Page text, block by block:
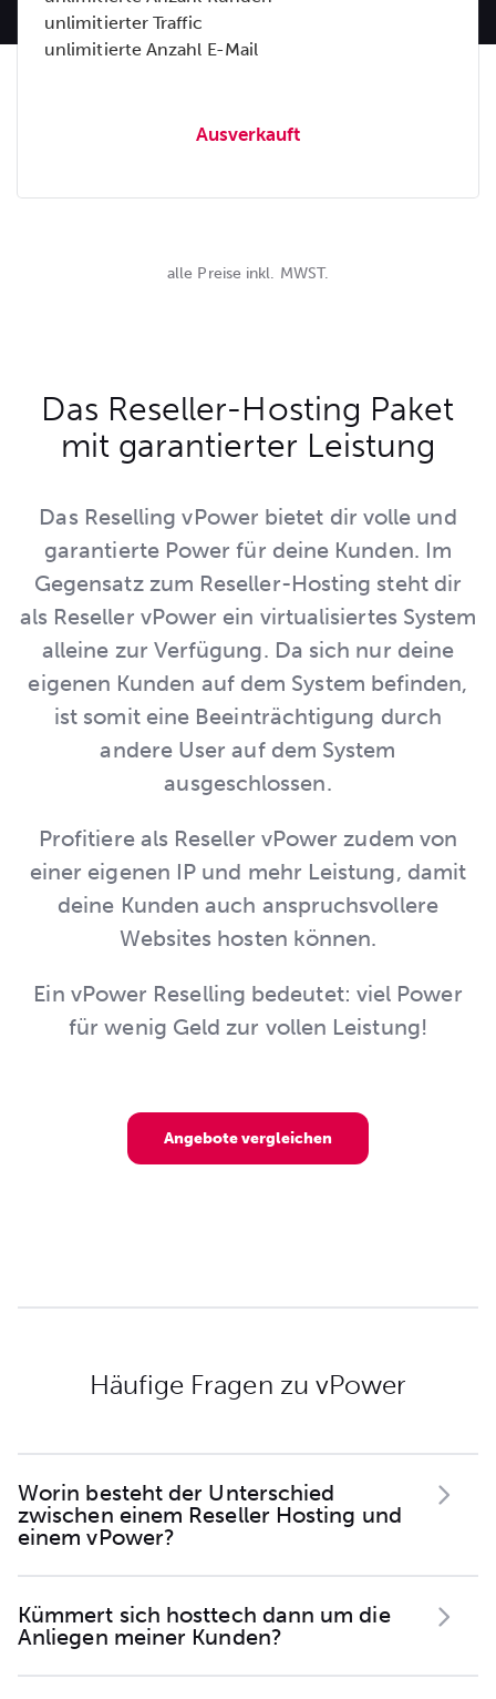
unlimitierter Traffic
unlimitierte Anzahl E-Mail
Ausverkauft
alle Preise inkl. MWST.
Das Reseller-Hosting Paket
mit garantierter Leistung
Das Reselling vPower bietet dir volle und
garantierte Power für deine Kunden. Im
Gegensatz zum Reseller-Hosting steht dir
als Reseller vPower ein virtualisiertes System
alleine zur Verfügung. Da sich nur deine
eigenen Kunden auf dem System befinden,
ist somit eine Beeinträchtigung durch
andere User auf dem System
ausgeschlossen.
Profitiere als Reseller vPower zudem von
einer eigenen IP und mehr Leistung, damit
deine Kunden auch anspruchsvollere
Websites hosten können.
Ein vPower Reselling bedeutet: viel Power
für wenig Geld zur vollen Leistung!
Angebote vergleichen
Häufige Fragen zu vPower
Worin besteht der Unterschied
zwischen einem Reseller Hosting und
einem vPower?
Kümmert sich hosttech dann um die
Anliegen meiner Kunden?